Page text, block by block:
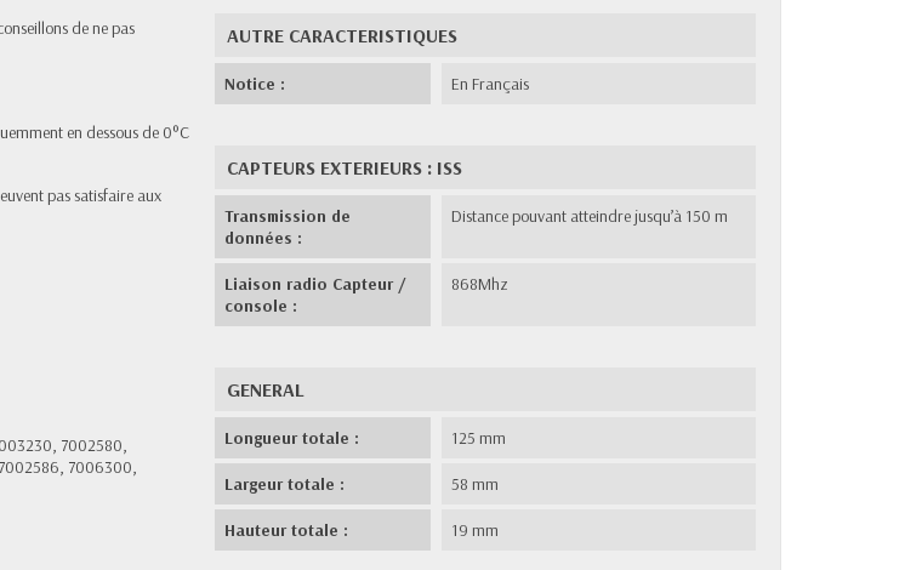
de ne pas
en dessous de 0°C
pas satisfaire aux
7002580,
7006300,
AUTRE CARACTERISTIQUES
Notice : En Français
CAPTEURS EXTERIEURS : ISS
Transmission de
données :
Distance pouvant atteindre jusqu’à 150 m
Liaison radio Capteur /
console :
868Mhz
GENERAL
Longueur totale : 125 mm
Largeur totale : 58 mm
Hauteur totale : 19 mm